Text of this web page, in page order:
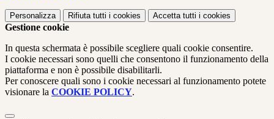
Personalizza Rifiuta tutti i cookies Accetta tutti i cookies
Gestione cookie
In questa schermata è possibile scegliere quali cookie consentire.
I cookie necessari sono quelli che consentono il funzionamento della
piattaforma e non è possibile disabilitarli.
Per conoscere quali sono i cookie necessari al funzionamento potete
visionare la COOKIE POLICY.